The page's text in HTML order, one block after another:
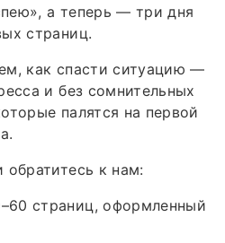
а теперь — три дня
страниц.
как спасти ситуацию —
и без сомнительных
палятся на первой
обратитесь к нам:
страниц, оформленный